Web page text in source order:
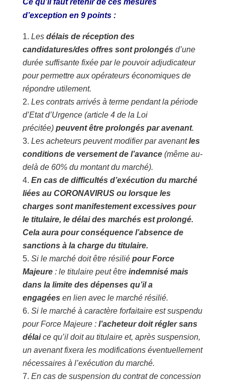
Ce qu’il faut retenir de ces mesures
d’exception en 9 points :
Les délais de réception des
candidatures/des offres sont prolongés d’une
durée suffisante fixée par le pouvoir adjudicateur
pour permettre aux opérateurs économiques de
répondre utilement.
Les contrats arrivés à terme pendant la période
d’Etat d’Urgence (article 4 de la Loi
précitée) peuvent être prolongés par avenant.
Les acheteurs peuvent modifier par avenantles
conditions de versement de l’avance (même au-
delà de 60% du montant du marché).
En cas de difficultés d’exécution du marché
liées au CORONAVIRUS ou lorsque les
charges sont manifestement excessives pour
le titulaire, le délai des marchés est prolongé.
Cela aura pour conséquence l’absence de
sanctions à la charge du titulaire.
Si le marché doit être résilié pour Force
Majeure : le titulaire peut être indemnisé mais
dans la limite des dépenses qu’il a
engagées en lien avec le marché résilié.
Si le marché à caractère forfaitaire est suspendu
pour Force Majeure : l’acheteur doit régler sans
délaice qu’il doit au titulaire et, après suspension,
un avenant fixera les modifications éventuellement
nécessaires à l’exécution du marché.
En cas de suspension du contrat de concession